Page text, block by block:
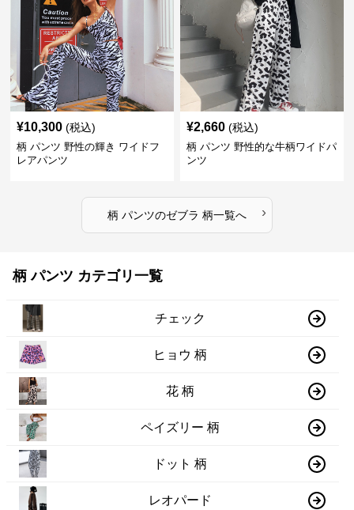
¥10,300 (税込)
柄 パンツ 野性の輝き ワイドフ
レアパンツ
¥2,660 (税込)
柄 パンツ 野性的な牛柄ワイドパ
ンツ
柄 パンツのゼブラ 柄一覧へ ›
柄 パンツ カテゴリ一覧
チェック
ヒョウ 柄
花 柄
ペイズリー 柄
ドット 柄
レオパード